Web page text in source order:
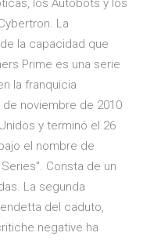
los Autobots y los
La
la capacidad que
Prime es una serie
la franquicia
noviembre de 2010
y terminó el 26
el nombre de
Consta de un
La segunda
del caduto,
negative ha